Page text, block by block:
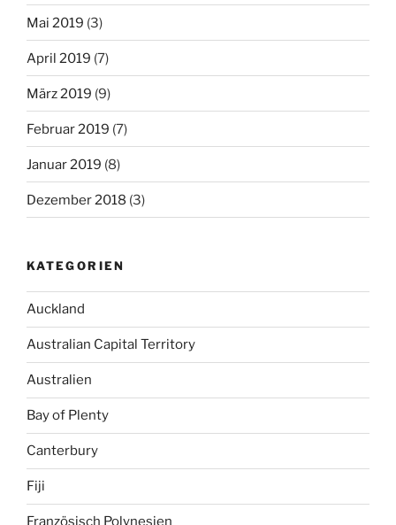
Mai 2019 (3)
April 2019 (7)
März 2019 (9)
Februar 2019 (7)
Januar 2019 (8)
Dezember 2018 (3)
KATEGORIEN
Auckland
Australian Capital Territory
Australien
Bay of Plenty
Canterbury
Fiji